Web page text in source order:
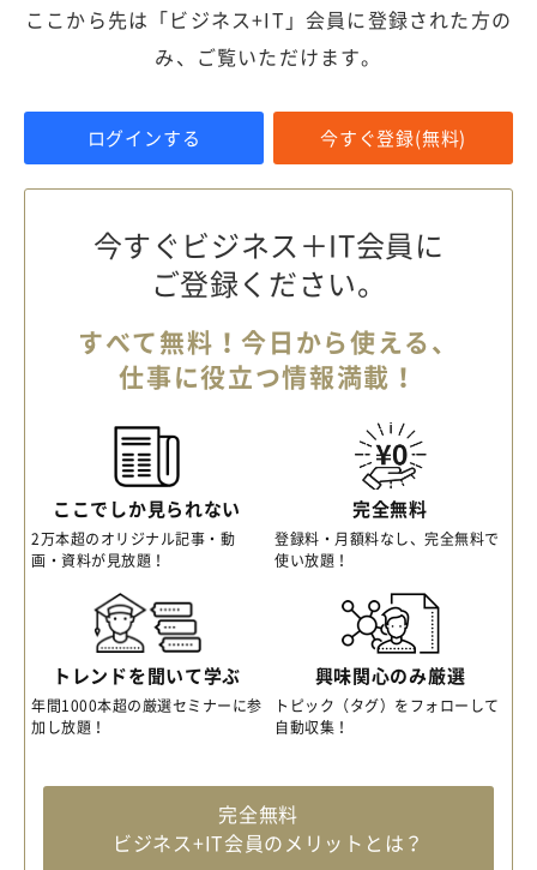
ここから先は「ビジネス+IT」会員に登録された方の
み、ご覧いただけます。
ログインする 今すぐ登録(無料)
今すぐビジネス＋IT会員に
ご登録ください。
すべて無料！今日から使える、
仕事に役立つ情報満載！
ここでしか見られない
2万本超のオリジナル記事・動
画・資料が見放題！
完全無料
登録料・月額料なし、完全無料で
使い放題！
トレンドを聞いて学ぶ
年間1000本超の厳選セミナーに参
加し放題！
興味関心のみ厳選
トピック（タグ）をフォローして
自動収集！
完全無料
ビジネス+IT会員のメリットとは？